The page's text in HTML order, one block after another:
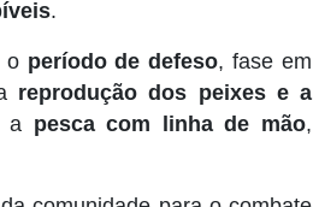
.
o período de defeso, fase em
reprodução dos peixes e a
a pesca com linha de mão,